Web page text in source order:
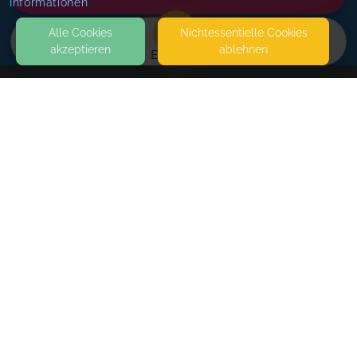
EVENTS
Alle Cookies
akzeptieren
Nicht­essentielle Cookies
ablehnen